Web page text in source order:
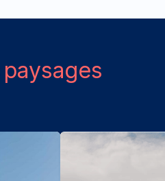
paysages